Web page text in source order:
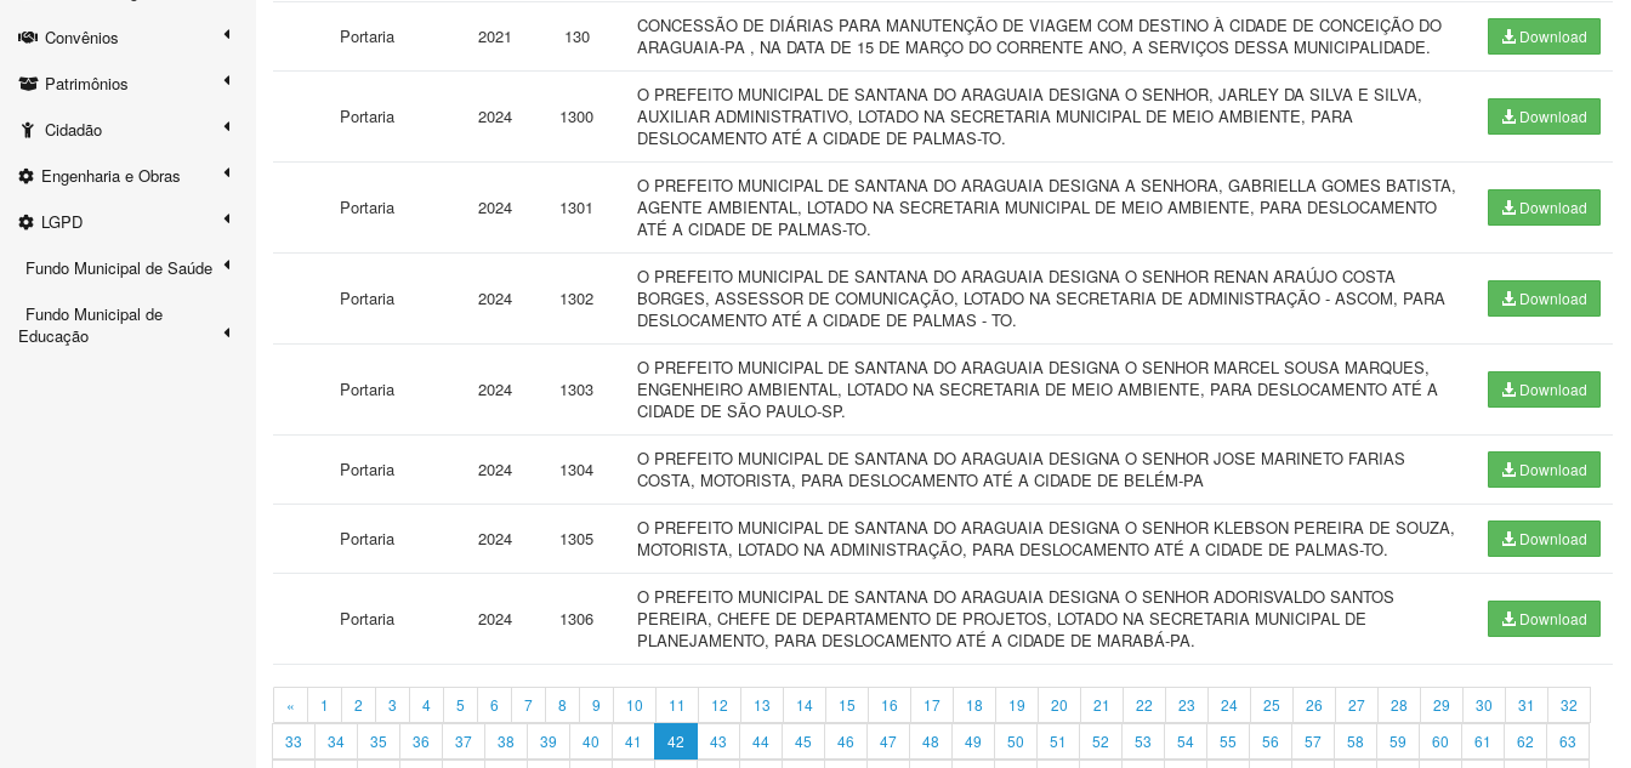
Convênios
Patrimônios
Cidadão
Engenharia e Obras
LGPD
Fundo Municipal de Saúde
Fundo Municipal de
Educação
Portaria 2021 130
CONCESSÃO DE DIÁRIAS PARA MANUTENÇÃO DE VIAGEM COM DESTINO À CIDADE DE CONCEIÇÃO DO
ARAGUAIA-PA , NA DATA DE 15 DE MARÇO DO CORRENTE ANO, A SERVIÇOS DESSA MUNICIPALIDADE.
Download
Portaria 2024 1300
O PREFEITO MUNICIPAL DE SANTANA DO ARAGUAIA DESIGNA O SENHOR, JARLEY DA SILVA E SILVA,
AUXILIAR ADMINISTRATIVO, LOTADO NA SECRETARIA MUNICIPAL DE MEIO AMBIENTE, PARA
DESLOCAMENTO ATÉ A CIDADE DE PALMAS-TO.
Download
Portaria 2024 1301
O PREFEITO MUNICIPAL DE SANTANA DO ARAGUAIA DESIGNA A SENHORA, GABRIELLA GOMES BATISTA,
AGENTE AMBIENTAL, LOTADO NA SECRETARIA MUNICIPAL DE MEIO AMBIENTE, PARA DESLOCAMENTO
ATÉ A CIDADE DE PALMAS-TO.
Download
Portaria 2024 1302
O PREFEITO MUNICIPAL DE SANTANA DO ARAGUAIA DESIGNA O SENHOR RENAN ARAÚJO COSTA
BORGES, ASSESSOR DE COMUNICAÇÃO, LOTADO NA SECRETARIA DE ADMINISTRAÇÃO - ASCOM, PARA
DESLOCAMENTO ATÉ A CIDADE DE PALMAS - TO.
Download
Portaria 2024 1303
O PREFEITO MUNICIPAL DE SANTANA DO ARAGUAIA DESIGNA O SENHOR MARCEL SOUSA MARQUES,
ENGENHEIRO AMBIENTAL, LOTADO NA SECRETARIA DE MEIO AMBIENTE, PARA DESLOCAMENTO ATÉ A
CIDADE DE SÃO PAULO-SP.
Download
Portaria 2024 1304
O PREFEITO MUNICIPAL DE SANTANA DO ARAGUAIA DESIGNA O SENHOR JOSE MARINETO FARIAS
COSTA, MOTORISTA, PARA DESLOCAMENTO ATÉ A CIDADE DE BELÉM-PA
Download
Portaria 2024 1305
O PREFEITO MUNICIPAL DE SANTANA DO ARAGUAIA DESIGNA O SENHOR KLEBSON PEREIRA DE SOUZA,
MOTORISTA, LOTADO NA ADMINISTRAÇÃO, PARA DESLOCAMENTO ATÉ A CIDADE DE PALMAS-TO.
Download
Portaria 2024 1306
O PREFEITO MUNICIPAL DE SANTANA DO ARAGUAIA DESIGNA O SENHOR ADORISVALDO SANTOS
PEREIRA, CHEFE DE DEPARTAMENTO DE PROJETOS, LOTADO NA SECRETARIA MUNICIPAL DE
PLANEJAMENTO, PARA DESLOCAMENTO ATÉ A CIDADE DE MARABÁ-PA.
Download
« 1 2 3 4 5 6 7 8 9 10 11 12 13 14 15 16 17 18 19 20 21 22 23 24 25 26 27 28 29 30 31
32
33
34 35 36 37 38 39 40 41 42 43 44 45 46 47 48 49 50 51 52 53 54 55 56 57 58 59 60 61 62
63